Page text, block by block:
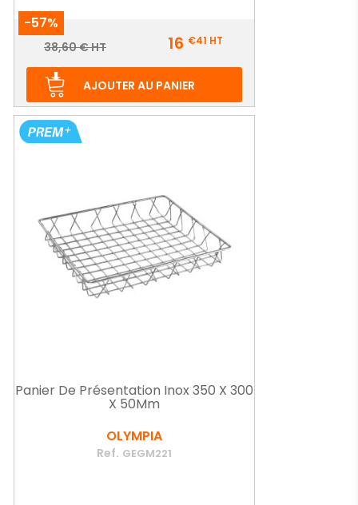
-57%
Prix
Prix
base
38,60 € HT 16 €41 HT
AJOUTER AU PANIER
Panier De Présentation Inox 350 X 300
X 50Mm
OLYMPIA
Ref. GEGM221